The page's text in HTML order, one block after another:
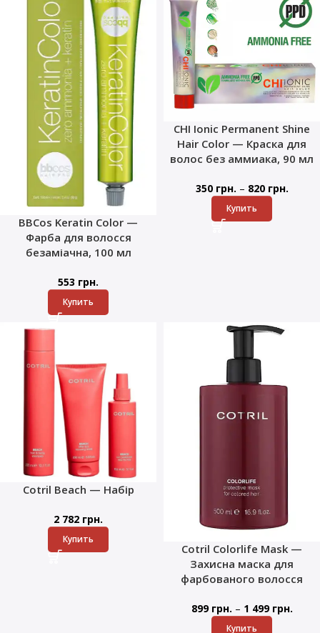
BBCos Keratin Color —
Фарба для волосся
безаміачна, 100 мл
553 грн.
Купить
CHI Ionic Permanent Shine
Hair Color — Краска для
волос без аммиака, 90 мл
350 грн. – 820 грн.
Купить
Cotril Beach — Набір
2 782 грн.
Купить
Cotril Colorlife Mask —
Захисна маска для
фарбованого волосся
899 грн. – 1 499 грн.
Купить